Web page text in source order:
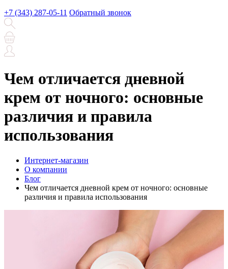
+7 (343) 287-05-11 Обратный звонок
Чем отличается дневной
крем от ночного: основные
различия и правила
использования
Интернет-магазин
О компании
Блог
Чем отличается дневной крем от ночного: основные
различия и правила использования